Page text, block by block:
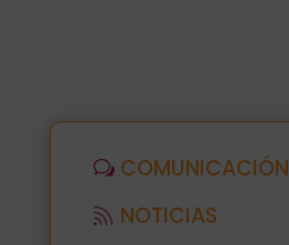
COMUNICACIÓN
NOTICIAS